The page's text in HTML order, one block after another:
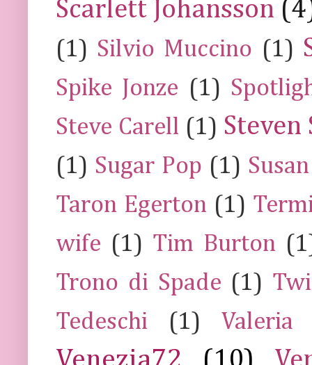
Scarlett Johansson
(1) Silvio Muccino (1)
Spike Jonze (1)
Steve Carell (1) Steven
(1) Sugar Pop (1)
Taron Egerton (1)
wife (1) Tim Burton
Trono di Spade (1)
Tedeschi
(1) Valeria